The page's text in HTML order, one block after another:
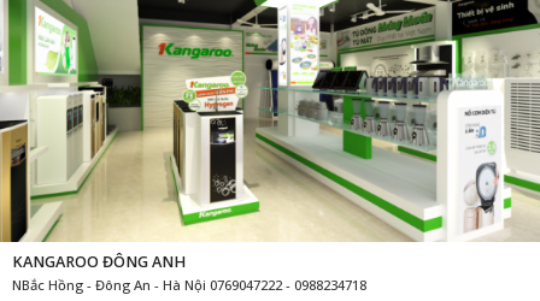
KANGAROO ĐÔNG ANH
NBắc Hồng - Đông An - Hà Nội 0769047222 - 0988234718